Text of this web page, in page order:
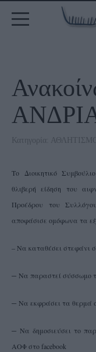
Κατηγορία:
Το Διοικητικό
θλιβερή είδηση του
Προέδρου του
αποφάσισε ομόφωνα τα
– Να καταθέσει στεφάνι
– Να παραστεί σύσσωμο
– Να εκφράσει τα θερμά
– Να δημοσιεύσει το
ΑΟΦ στο facebook